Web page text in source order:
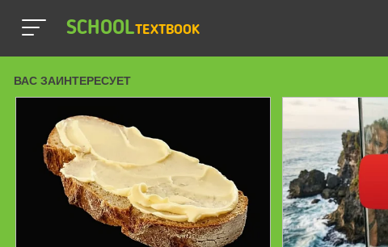
SCHOOLTEXTBOOK